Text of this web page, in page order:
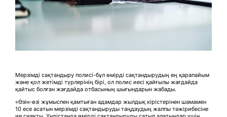
Мерзімді сақтандыру полисі-бұл өмірді сақтандырудың ең қарапайым
және қол жетімді түрлерінің бірі, ол полис иесі қайғылы жағдайда
қайтыс болған жағдайда отбасының шығындарын жабады.
«Өзін-өзі жұмыспен қамтыған адамдар жылдық кірістерінен шамамен
10 есе асатын мерзімді сақтандыруды таңдаудың жалпы тәжірибесіне